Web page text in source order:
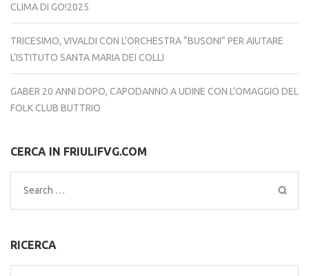
CLIMA DI GO!2025
TRICESIMO, VIVALDI CON L’ORCHESTRA “BUSONI” PER AIUTARE
L’ISTITUTO SANTA MARIA DEI COLLI
GABER 20 ANNI DOPO, CAPODANNO A UDINE CON L’OMAGGIO DEL
FOLK CLUB BUTTRIO
CERCA IN FRIULIFVG.COM
Search
for:
RICERCA